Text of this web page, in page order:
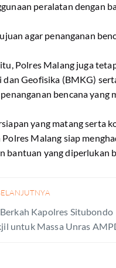
peralatan dengan
agar penanganan
Polres Malang juga
Geofisika (BMKG)
bencana yang
yang matang serta
Malang siap
bantuan yang diperlukan
Kapolres Situbondo
untuk Massa Unras